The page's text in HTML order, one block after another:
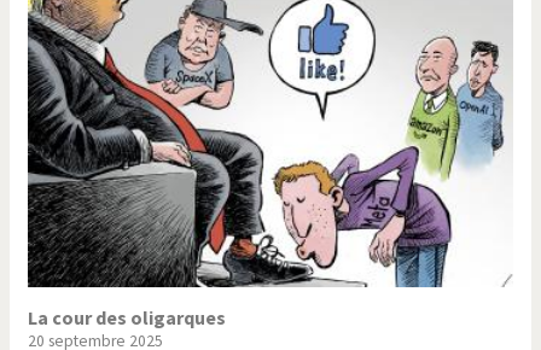
Cybermonde
Du printemps arabe à
l'hiver
Election présidentielle US Guerre en Syrie
Hopp Deutschland Israël - Palestine
L'Amérique et les armes L'Iran tremble
La Chine et nous
La Corée du Nord: guerre ou
La cour des oligarques
20 septembre 2025